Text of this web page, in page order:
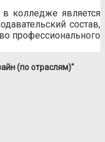
колледже является
состав,
профессионального
(по отраслям)"